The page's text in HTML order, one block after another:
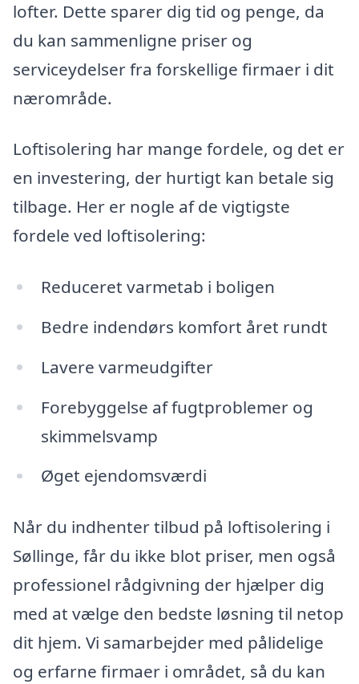
lofter. Dette sparer dig tid og penge, da
du kan sammenligne priser og
serviceydelser fra forskellige firmaer i dit
nærområde.
Loftisolering har mange fordele, og det er
en investering, der hurtigt kan betale sig
tilbage. Her er nogle af de vigtigste
fordele ved loftisolering:
Reduceret varmetab i boligen
Bedre indendørs komfort året rundt
Lavere varmeudgifter
Forebyggelse af fugtproblemer og
skimmelsvamp
Øget ejendomsværdi
Når du indhenter tilbud på loftisolering i
Søllinge, får du ikke blot priser, men også
professionel rådgivning der hjælper dig
med at vælge den bedste løsning til netop
dit hjem. Vi samarbejder med pålidelige
og erfarne firmaer i området, så du kan